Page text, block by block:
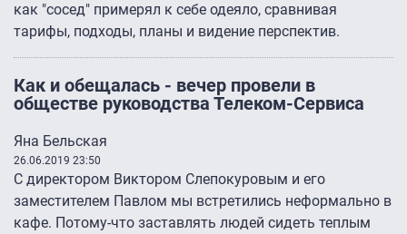
как "сосед" примерял к себе одеяло, сравнивая
тарифы, подходы, планы и видение перспектив.
Как и обещалась - вечер провели в
обществе руководства Телеком-Сервиса
Яна Бельская
26.06.2019 23:50
С директором Виктором Слепокуровым и его
заместителем Павлом мы встретились неформально в
кафе. Потому-что заставлять людей сидеть теплым